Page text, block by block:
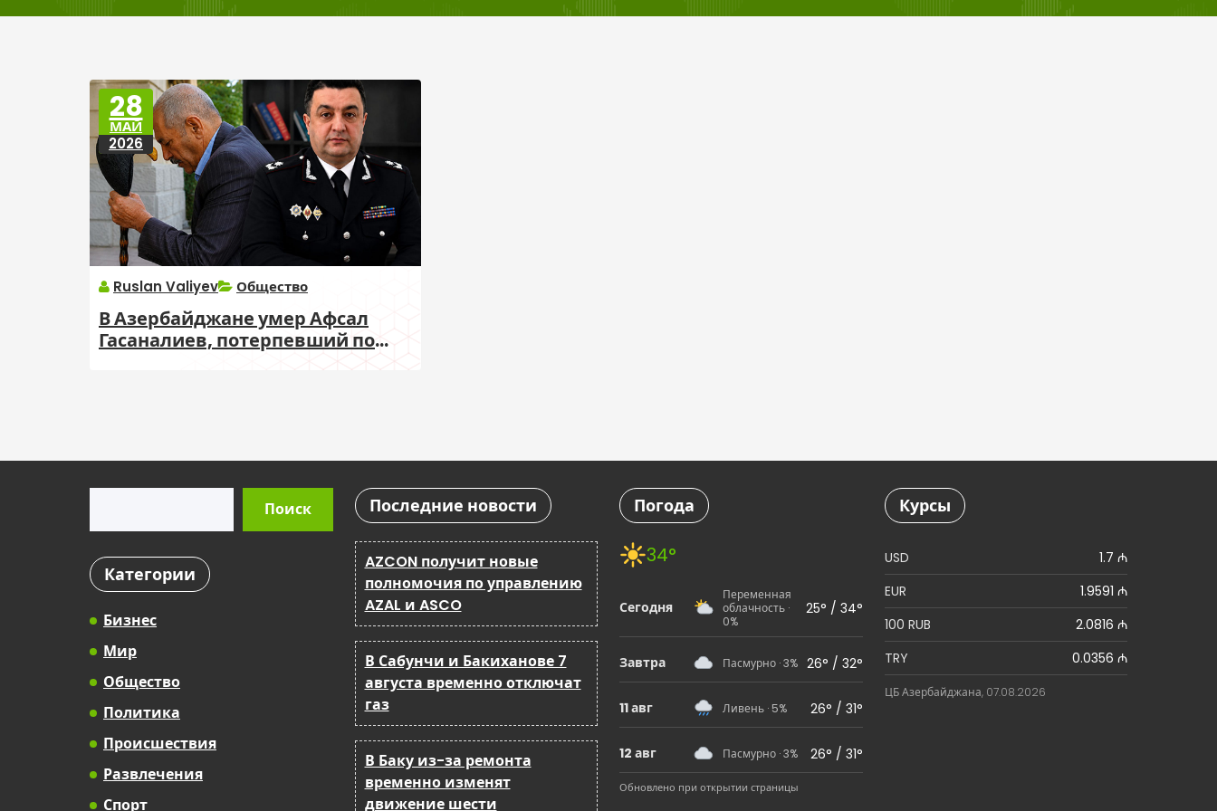
28
МАЙ
2026
Ruslan Valiyev Общество
В Азербайджане умер Афсал
Гасаналиев, потерпевший по
Поиск
Категории
Бизнес
Мир
Общество
Политика
Происшествия
Развлечения
Спорт
Последние новости
AZCON получит новые
полномочия по управлению
AZAL и ASCO
В Сабунчи и Бакиханове 7
августа временно отключат
газ
В Баку из-за ремонта
временно изменят
движение шести
Погода
34°
Сегодня
Переменная
облачность ·
0%
25° / 34°
Завтра Пасмурно · 3% 26° / 32°
11 авг Ливень · 5% 26° / 31°
12 авг Пасмурно · 3% 26° / 31°
Обновлено при открытии страницы
Курсы
USD
1.7 ₼
EUR
1.9591 ₼
100 RUB
2.0816 ₼
TRY
0.0356 ₼
ЦБ Азербайджана, 07.08.2026